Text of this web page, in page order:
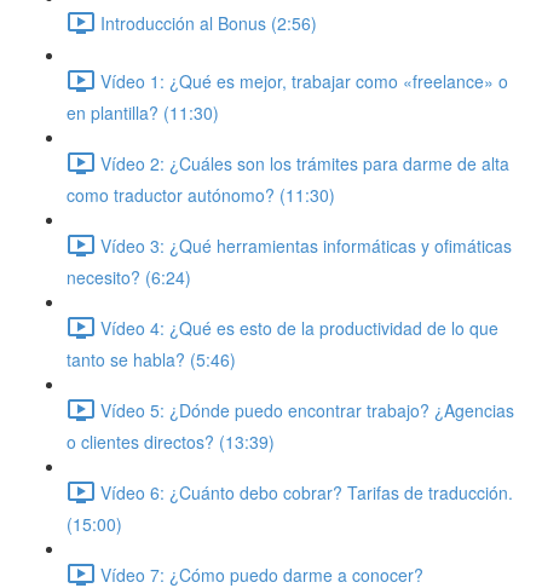
Introducción al Bonus (2:56)
Vídeo 1: ¿Qué es mejor, trabajar como «freelance» o
en plantilla? (11:30)
Vídeo 2: ¿Cuáles son los trámites para darme de alta
como traductor autónomo? (11:30)
Vídeo 3: ¿Qué herramientas informáticas y ofimáticas
necesito? (6:24)
Vídeo 4: ¿Qué es esto de la productividad de lo que
tanto se habla? (5:46)
Vídeo 5: ¿Dónde puedo encontrar trabajo? ¿Agencias
o clientes directos? (13:39)
Vídeo 6: ¿Cuánto debo cobrar? Tarifas de traducción.
(15:00)
Vídeo 7: ¿Cómo puedo darme a conocer?